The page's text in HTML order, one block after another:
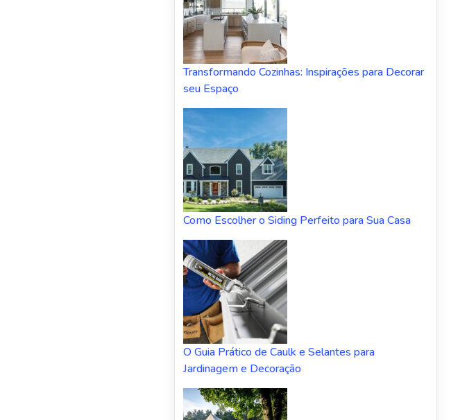
Transformando Cozinhas: Inspirações para Decorar
seu Espaço
Como Escolher o Siding Perfeito para Sua Casa
O Guia Prático de Caulk e Selantes para
Jardinagem e Decoração